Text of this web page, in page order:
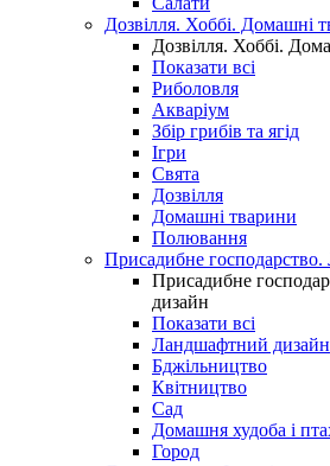
Дозвілля. Хоббі. Домашні
Дозвілля. Хоббі.
Показати всі
Риболовля
Акваріум
Збір грибів та ягід
Ігри
Свята
Дозвілля
Домашні тварини
Полювання
Присадибне
Присадибне
дизайн
Показати всі
Ландшафтний дизайн
Бджільництво
Квітництво
Сад
Домашня худоба і
Город